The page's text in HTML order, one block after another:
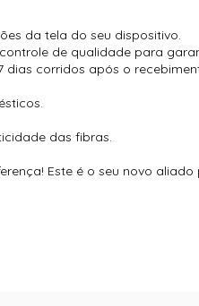
da tela do seu dispositivo.
de qualidade para
dias corridos após o
das fibras.
Este é o seu novo